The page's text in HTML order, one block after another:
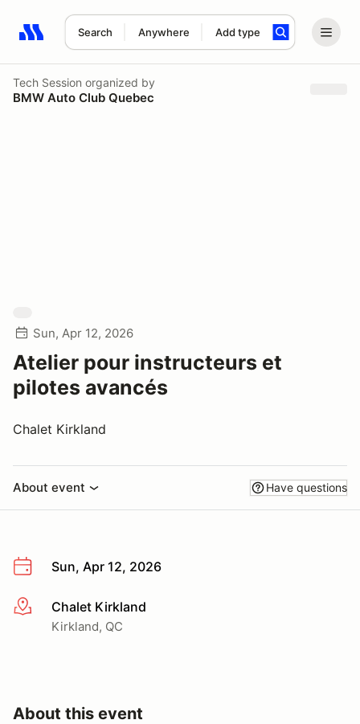
Search Anywhere Add type
Search results: No search term
Tech Session organized by
BMW Auto Club Quebec
Sun, Apr 12, 2026
Atelier pour instructeurs et
pilotes avancés
Chalet Kirkland
About event Have questions
Sun, Apr 12, 2026
More infoChalet Kirkland
Kirkland, QC
About this event